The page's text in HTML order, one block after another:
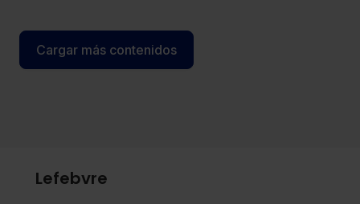
Cargar más contenidos
Lefebvre